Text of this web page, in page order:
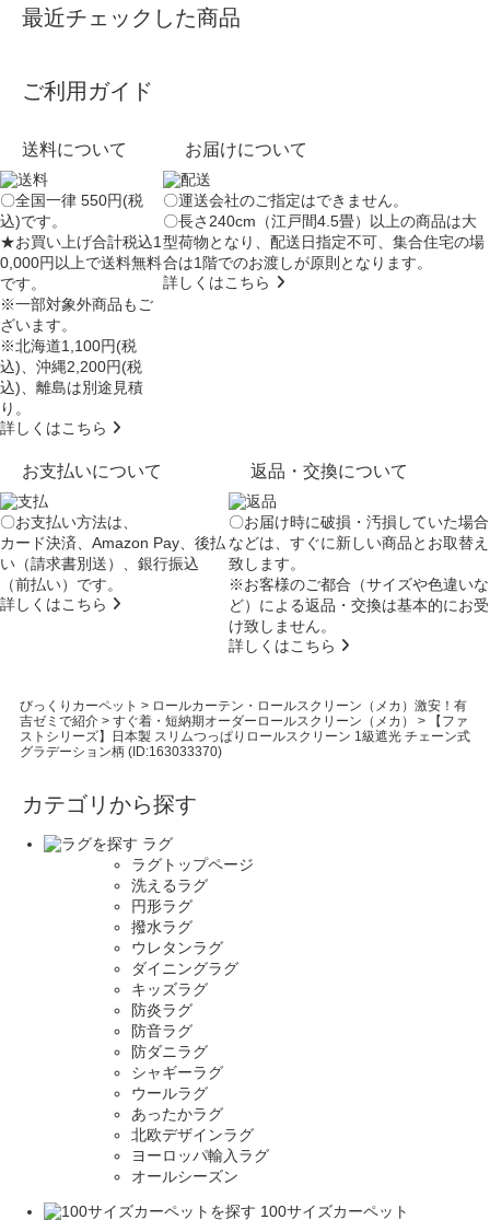
最近チェックした商品
ご利用ガイド
送料について
〇全国一律 550円(税
込)です。
★お買い上げ合計税込1
0,000円以上で送料無料
です。
※一部対象外商品もご
ざいます。
※北海道1,100円(税
込)、沖縄2,200円(税
込)、離島は別途見積
り。
詳しくはこちら
お届けについて
〇運送会社のご指定はできません。
〇長さ240cm（江戸間4.5畳）以上の商品は大
型荷物となり、配送日指定不可、集合住宅の場
合は1階でのお渡しが原則となります。
詳しくはこちら
お支払いについて
〇お支払い方法は、
カード決済、Amazon Pay、後払
い（請求書別送）、銀行振込
（前払い）です。
詳しくはこちら
返品・交換について
〇お届け時に破損・汚損していた場合
などは、すぐに新しい商品とお取替え
致します。
※お客様のご都合（サイズや色違いな
ど）による返品・交換は基本的にお受
け致しません。
詳しくはこちら
びっくりカーペット > ロールカーテン・ロールスクリーン（メカ）激安！有
吉ゼミで紹介> すぐ着・短納期オーダーロールスクリーン（メカ） >
【ファ
ストシリーズ】日本製 スリムつっぱりロールスクリーン 1級遮光 チェーン式
グラデーション柄 (ID:163033370)
カテゴリから探す
ラグ
ラグトップページ
洗えるラグ
円形ラグ
撥水ラグ
ウレタンラグ
ダイニングラグ
キッズラグ
防炎ラグ
防音ラグ
防ダニラグ
シャギーラグ
ウールラグ
あったかラグ
北欧デザインラグ
ヨーロッパ輸入ラグ
オールシーズン
100サイズカーペット